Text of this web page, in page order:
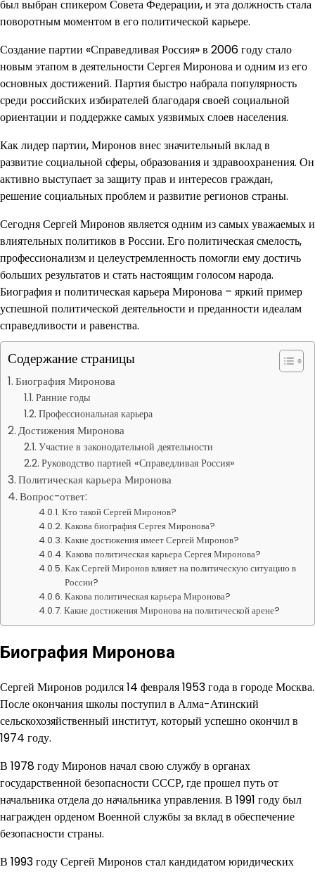
был выбран спикером Совета Федерации, и эта должность стала
поворотным моментом в его политической карьере.
Создание партии «Справедливая Россия» в 2006 году стало
новым этапом в деятельности Сергея Миронова и одним из его
основных достижений. Партия быстро набрала популярность
среди российских избирателей благодаря своей социальной
ориентации и поддержке самых уязвимых слоев населения.
Как лидер партии, Миронов внес значительный вклад в
развитие социальной сферы, образования и здравоохранения. Он
активно выступает за защиту прав и интересов граждан,
решение социальных проблем и развитие регионов страны.
Сегодня Сергей Миронов является одним из самых уважаемых и
влиятельных политиков в России. Его политическая смелость,
профессионализм и целеустремленность помогли ему достичь
больших результатов и стать настоящим голосом народа.
Биография и политическая карьера Миронова – яркий пример
успешной политической деятельности и преданности идеалам
справедливости и равенства.
Содержание страницы
Биография Миронова
Ранние годы
Профессиональная карьера
Достижения Миронова
Участие в законодательной деятельности
Руководство партией «Справедливая Россия»
Политическая карьера Миронова
Вопрос-ответ:
Кто такой Сергей Миронов?
Какова биография Сергея Миронова?
Какие достижения имеет Сергей Миронов?
Какова политическая карьера Сергея Миронова?
Как Сергей Миронов влияет на политическую ситуацию в
России?
Какова политическая карьера Миронова?
Какие достижения Миронова на политической арене?
Биография Миронова
Сергей Миронов родился 14 февраля 1953 года в городе Москва.
После окончания школы поступил в Алма-Атинский
сельскохозяйственный институт, который успешно окончил в
1974 году.
В 1978 году Миронов начал свою службу в органах
государственной безопасности СССР, где прошел путь от
начальника отдела до начальника управления. В 1991 году был
награжден орденом Военной службы за вклад в обеспечение
безопасности страны.
В 1993 году Сергей Миронов стал кандидатом юридических